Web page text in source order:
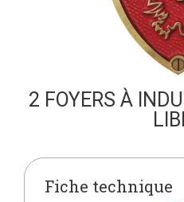
2 FOYERS À
Fiche technique